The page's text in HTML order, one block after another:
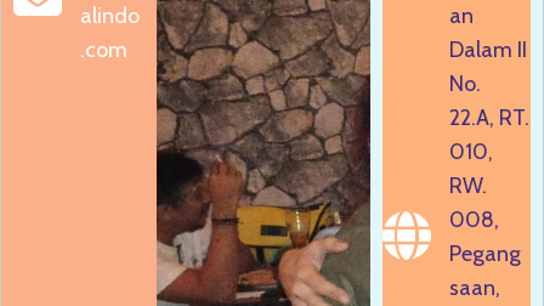
alindo
.com
an
Dalam II
No.
22.A, RT.
010,
RW.
008,
Pegang
saan,